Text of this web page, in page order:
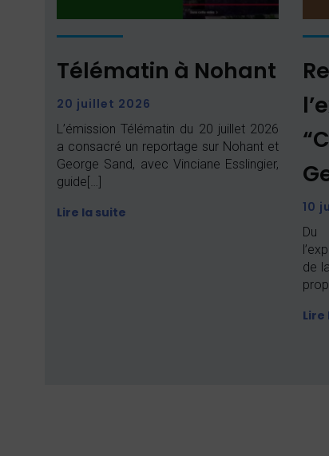
Télématin à Nohant
20 juillet 2026
L’émission Télématin du 20 juillet 2026
a consacré un reportage sur Nohant et
George Sand, avec Vinciane Esslingier,
guide[…]
Lire la suite 10
Du
de
Lire